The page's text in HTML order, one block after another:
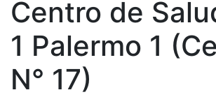
Centro de
1 Palermo 1
N° 17)